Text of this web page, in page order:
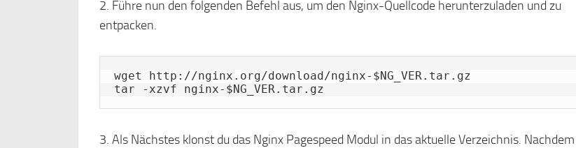
2. Führe nun den folgenden Befehl aus, um den Nginx-Quellcode herunterzuladen und zu
entpacken.
wget http://nginx.org/download/nginx-$NG_VER.tar.gz
tar -xzvf nginx-$NG_VER.tar.gz
3. Als Nächstes klonst du das Nginx Pagespeed Modul in das aktuelle Verzeichnis.